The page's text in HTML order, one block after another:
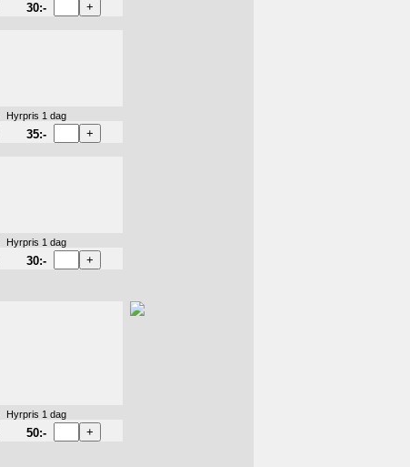
30:-
Hyrpris 1 dag
35:-
Hyrpris 1 dag
30:-
Hyrpris 1 dag
50:-